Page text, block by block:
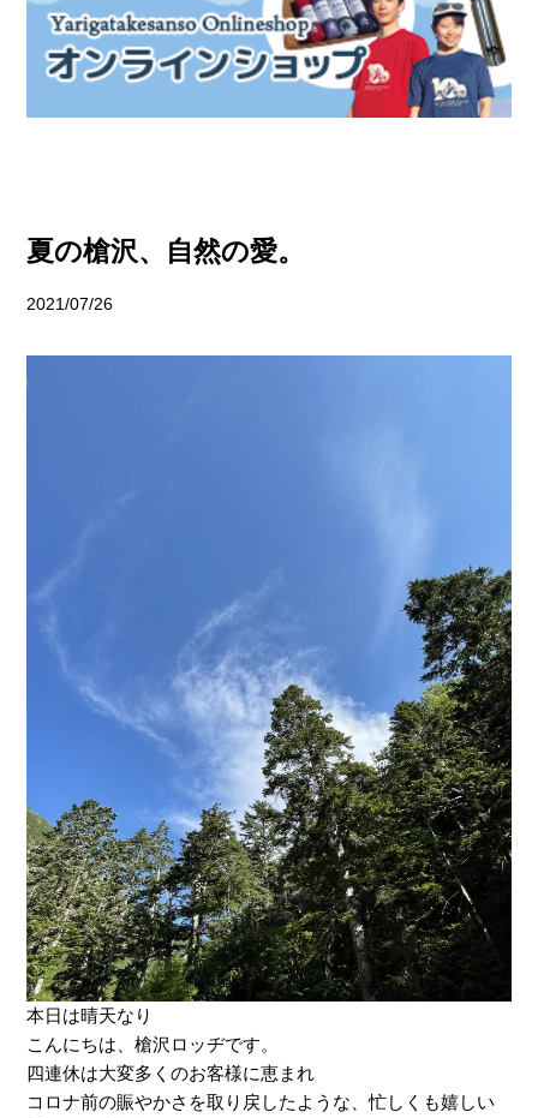
夏の槍沢、自然の愛。
2021/07/26
本日は晴天なり
こんにちは、槍沢ロッヂです。
四連休は大変多くのお客様に恵まれ
コロナ前の賑やかさを取り戻したような、忙しくも嬉しい